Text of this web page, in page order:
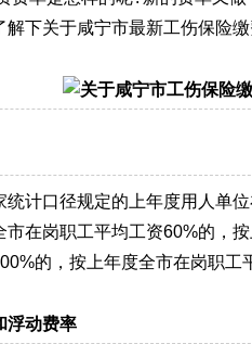
下关于咸宁市最新工伤保险
统计口径规定的上年度用人单
市在岗职工平均工资60%的，
的，按上年度全市在岗职工
浮动费率